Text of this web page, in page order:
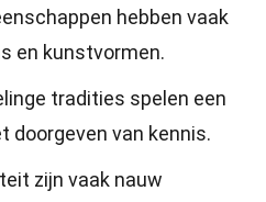
hebben vaak
en kunstvormen.
tradities spelen een
doorgeven van kennis.
zijn vaak nauw